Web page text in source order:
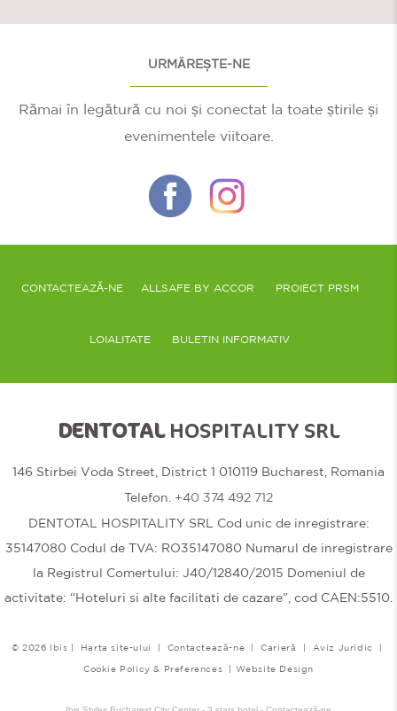
URMĂREȘTE-NE
Rămai în legătură cu noi și conectat la toate știrile și
evenimentele viitoare.
CONTACTEAZĂ-NE ALLSAFE BY ACCOR PROIECT PRSM
LOIALITATE BULETIN INFORMATIV
DENTOTALHOSPITALITY SRL
146 Stirbei Voda Street, District 1 010119 Bucharest, Romania
Telefon. +40 374 492 712
DENTOTAL HOSPITALITY SRL Cod unic de inregistrare:
35147080 Codul de TVA: RO35147080 Numarul de inregistrare
la Registrul Comertului: J40/12840/2015 Domeniul de
activitate: “Hoteluri si alte facilitati de cazare”, cod CAEN:5510.
© 2026 Ibis | Harta site-ului | Contactează-ne |Carieră | Aviz Juridic
|
Cookie Policy & Preferences | Website Design